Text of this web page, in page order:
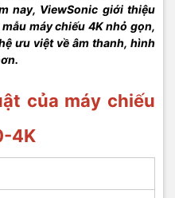
nay, ViewSonic giới thiệu
máy chiếu 4K nhỏ gọn,
ưu việt về âm thanh, hình
của máy chiếu
4K